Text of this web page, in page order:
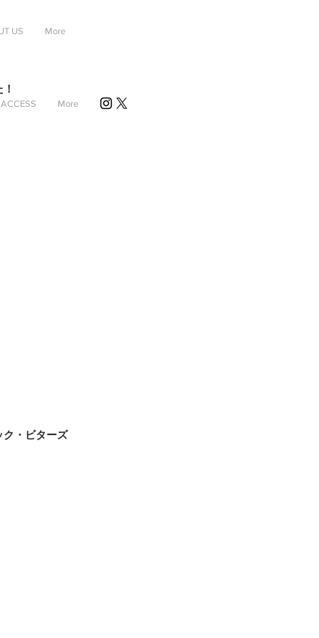
US More
・ビターズ
ACCESS More